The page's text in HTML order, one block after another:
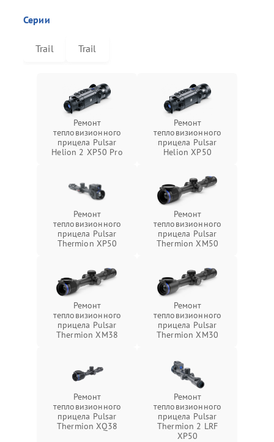
Серии
Trail Trail
Ремонт
тепловизионного
прицела Pulsar
Helion 2 XP50 Pro
Ремонт
тепловизионного
прицела Pulsar
Helion XP50
Ремонт
тепловизионного
прицела Pulsar
Thermion XP50
Ремонт
тепловизионного
прицела Pulsar
Thermion XM50
Ремонт
тепловизионного
прицела Pulsar
Thermion XM38
Ремонт
тепловизионного
прицела Pulsar
Thermion XM30
Ремонт
тепловизионного
прицела Pulsar
Thermion XQ38
Ремонт
тепловизионного
прицела Pulsar
Thermion 2 LRF
XP50